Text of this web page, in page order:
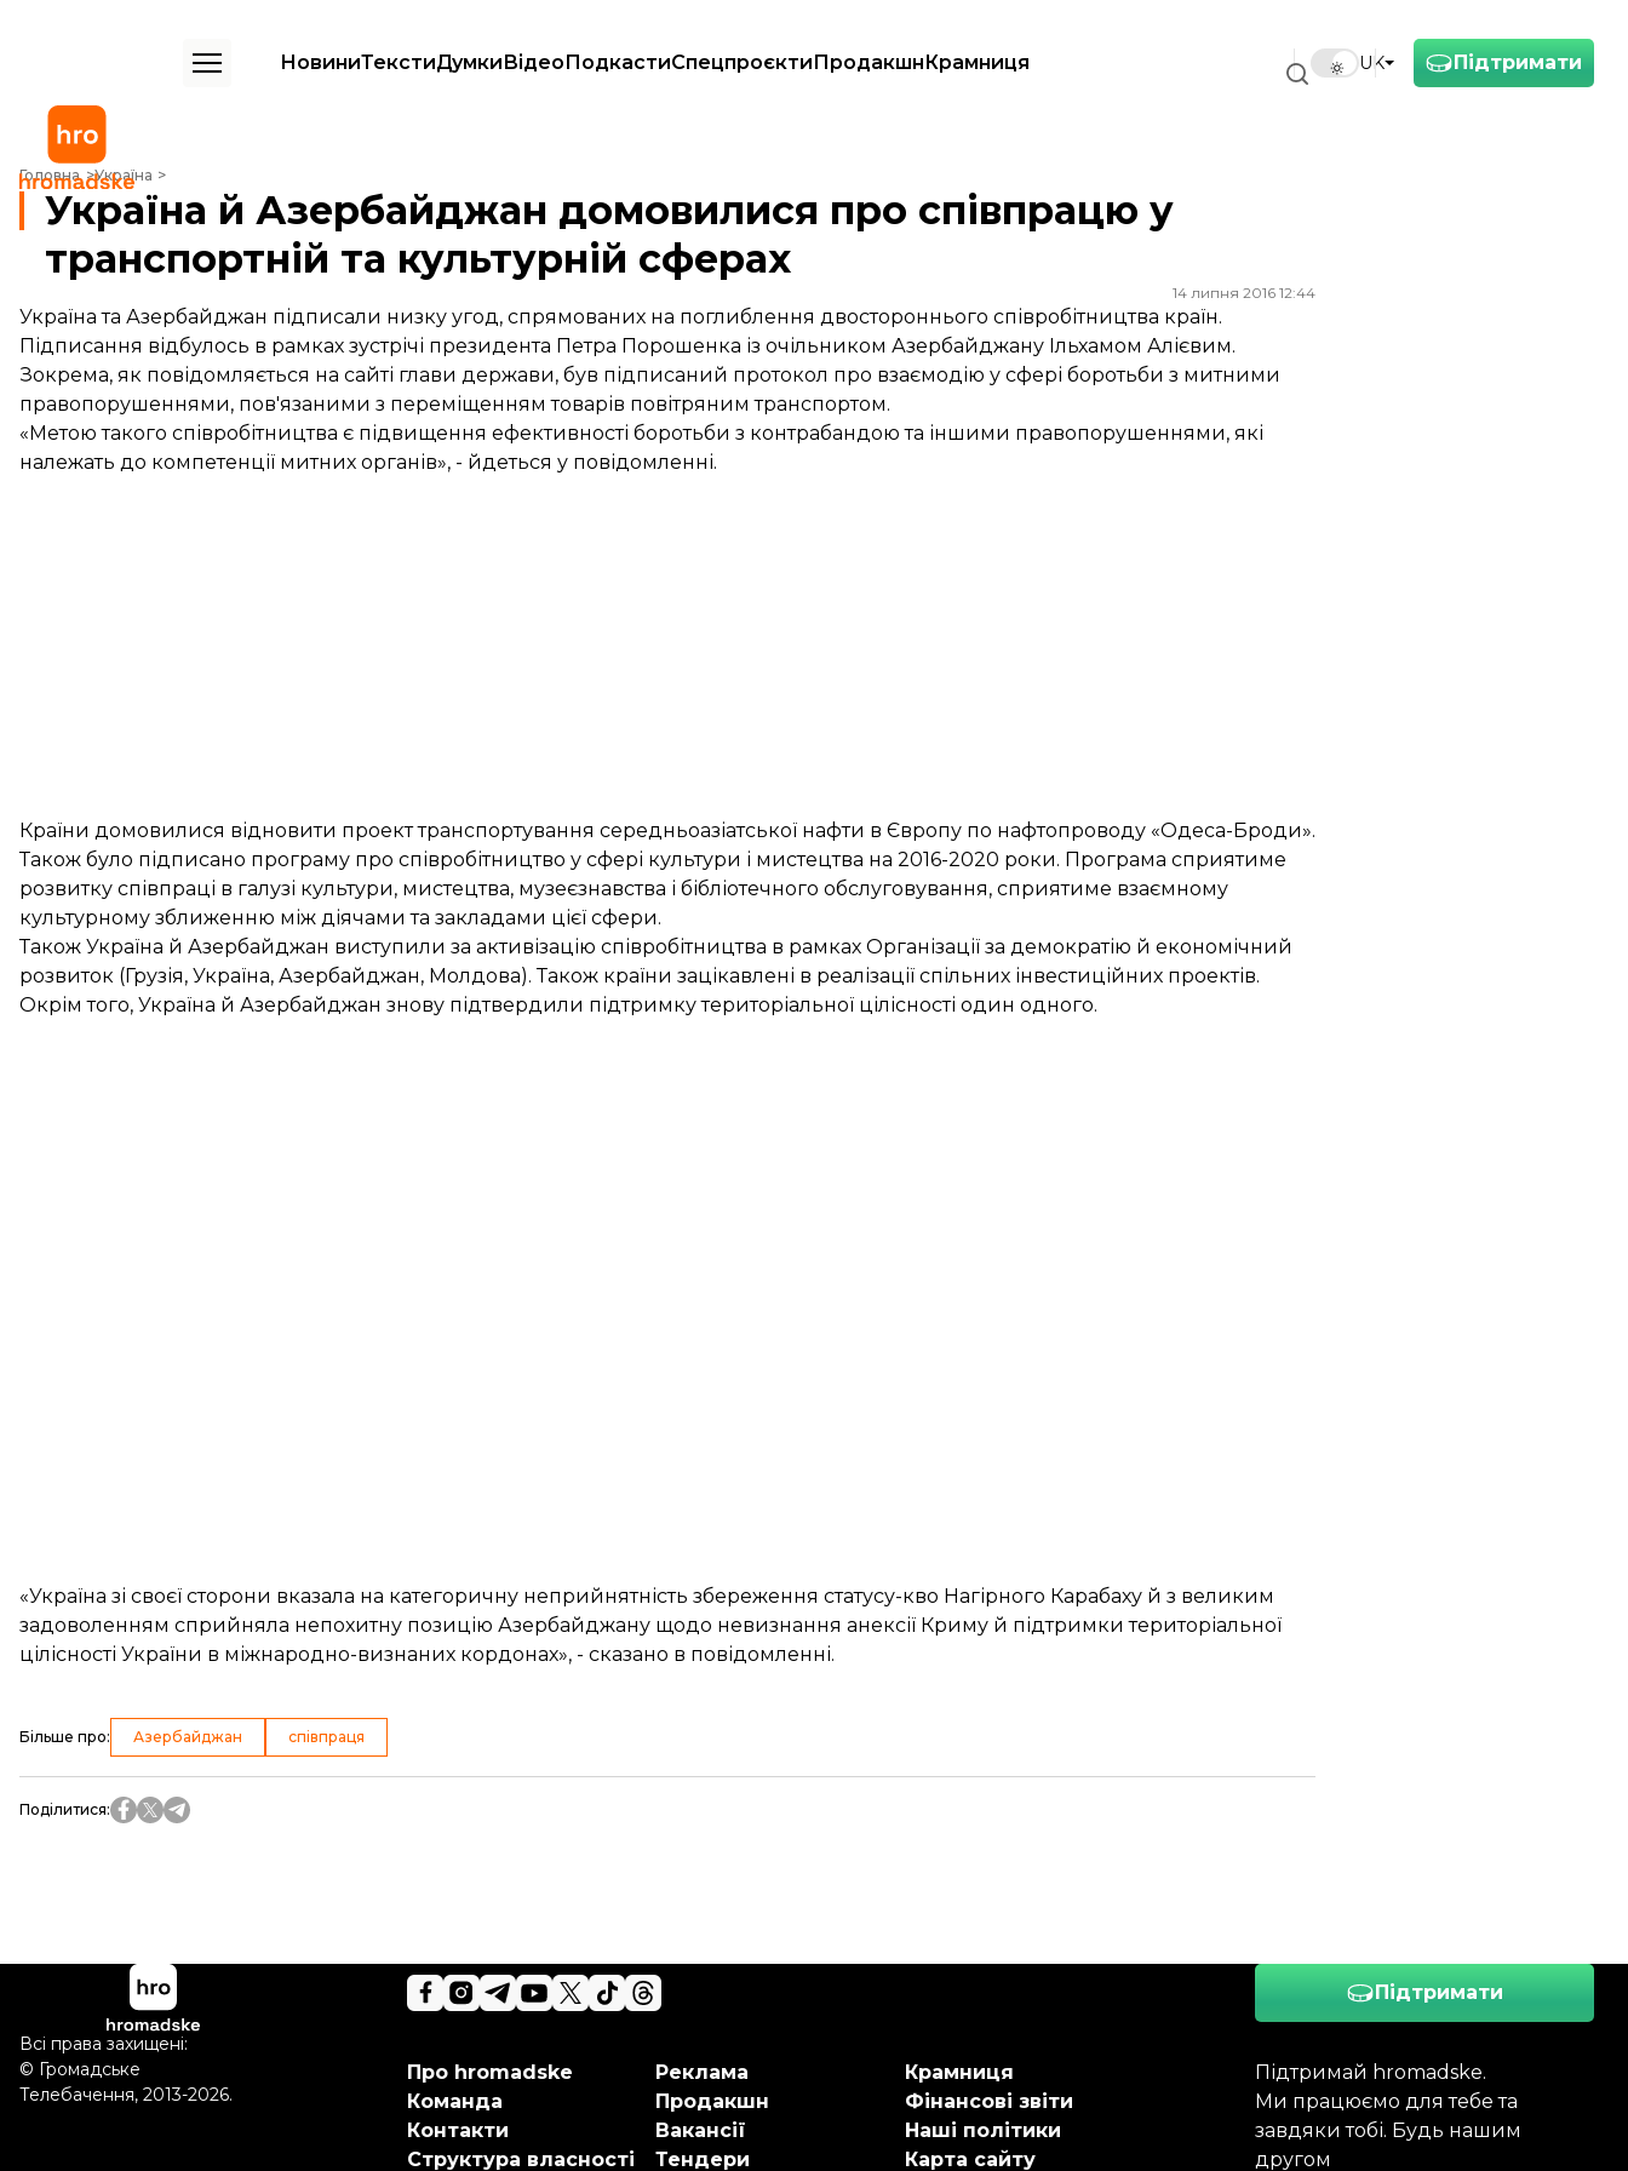
Підтримати
UK
НовиниТекстиДумкиВідеоПодкастиСпецпроєктиПродакшнКрамниця
Головна Україна
Україна й Азербайджан домовилися про співпрацю у транспортній та культурній сферах
Україна й Азербайджан домовилися про співпрацю у
транспортній та культурній сферах
14 липня 2016 12:44
Україна та Азербайджан підписали низку угод, спрямованих на поглиблення двостороннього співробітництва країн.
Підписання відбулось в рамках зустрічі президента Петра Порошенка із очільником Азербайджану Ільхамом Алієвим.
Зокрема, як повідомляється на сайті глави держави, був підписаний протокол про взаємодію у сфері боротьби з митними
правопорушеннями, пов'язаними з переміщенням товарів повітряним транспортом.
«Метою такого співробітництва є підвищення ефективності боротьби з контрабандою та іншими правопорушеннями, які
належать до компетенції митних органів», - йдеться у повідомленні.
Країни домовилися відновити проект транспортування середньоазіатської нафти в Європу по нафтопроводу «Одеса-Броди».
Також було підписано програму про співробітництво у сфері культури і мистецтва на 2016-2020 роки. Програма сприятиме
розвитку співпраці в галузі культури, мистецтва, музеєзнавства і бібліотечного обслуговування, сприятиме взаємному
культурному зближенню між діячами та закладами цієї сфери.
Також Україна й Азербайджан виступили за активізацію співробітництва в рамках Організації за демократію й економічний
розвиток (Грузія, Україна, Азербайджан, Молдова). Також країни зацікавлені в реалізації спільних інвестиційних проектів.
Окрім того, Україна й Азербайджан знову підтвердили підтримку територіальної цілісності один одного.
«Україна зі своєї сторони вказала на категоричну неприйнятність збереження статусу-кво Нагірного Карабаху й з великим
задоволенням сприйняла непохитну позицію Азербайджану щодо невизнання анексії Криму й підтримки територіальної
цілісності України в міжнародно-визнаних кордонах», - сказано в повідомленні.
Більше про: Азербайджан співпраця
Поділитися:
Підтримати
Підтримай hromadske.
Ми працюємо для тебе та
завдяки тобі. Будь нашим
другом
Про hromadske
Команда
Контакти
Структура власності
Реклама
Продакшн
Вакансії
Тендери
Крамниця
Фінансові звіти
Наші політики
Карта сайту
Всі права захищені:
© Громадське
Телебачення, 2013-2026.